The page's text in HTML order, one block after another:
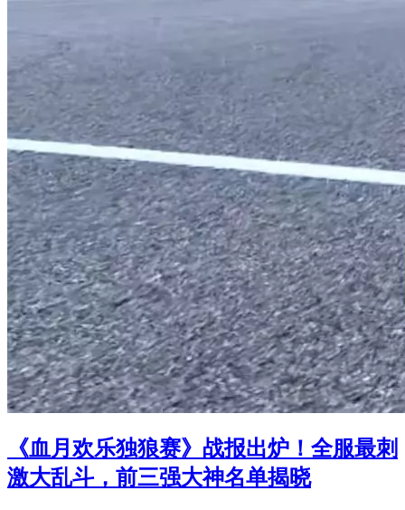
《血月欢乐独狼赛》战报出炉！全服最刺
激大乱斗，前三强大神名单揭晓